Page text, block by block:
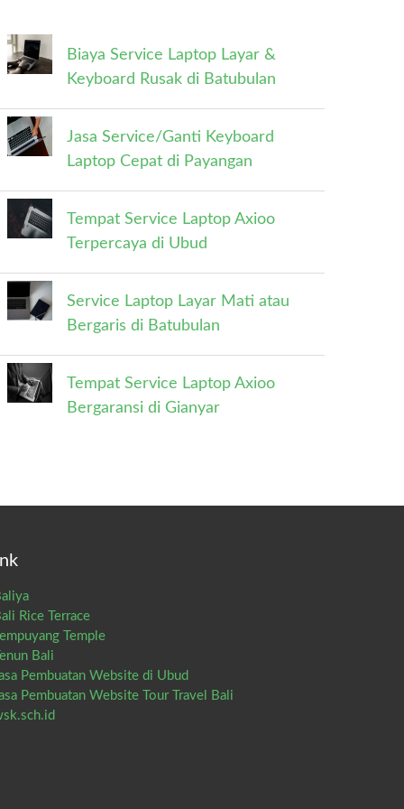
Biaya Service Laptop Layar &
Keyboard Rusak di Batubulan
Jasa Service/Ganti Keyboard
Laptop Cepat di Payangan
Tempat Service Laptop Axioo
Terpercaya di Ubud
Service Laptop Layar Mati atau
Bergaris di Batubulan
Tempat Service Laptop Axioo
Bergaransi di Gianyar
Rice Terrace
Temple
Bali
Pembuatan Website di Ubud
Pembuatan Website Tour Travel Bali